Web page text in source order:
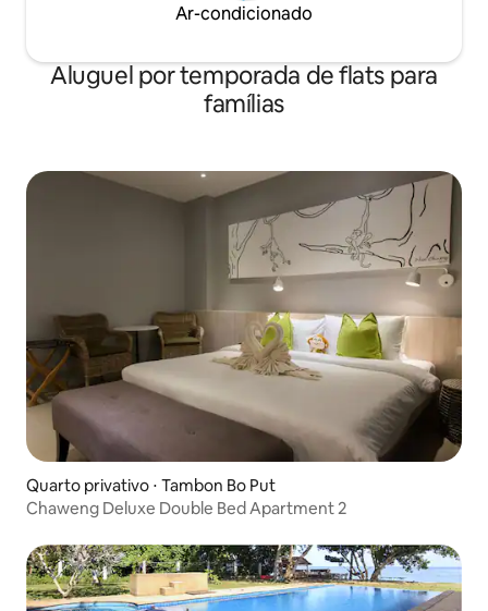
Ar-condicionado
Aluguel por temporada de flats para
famílias
Quarto privativo ⋅ Tambon Bo Put
Chaweng Deluxe Double Bed Apartment 2